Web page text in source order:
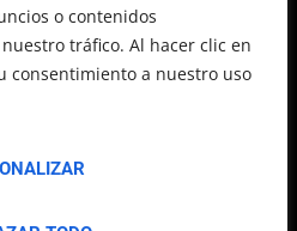
o contenidos
tráfico. Al hacer clic en
consentimiento a nuestro uso